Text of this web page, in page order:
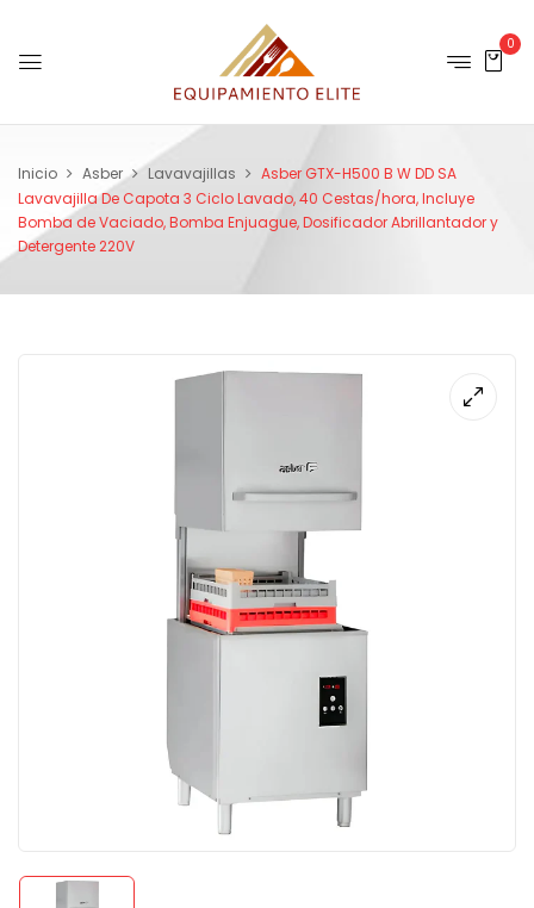
0
Inicio Asber Lavavajillas
Asber GTX-H500 B W DD SA
Lavavajilla De Capota 3 Ciclo Lavado, 40 Cestas/hora, Incluye
Bomba de Vaciado, Bomba Enjuague, Dosificador Abrillantador y
Detergente 220V